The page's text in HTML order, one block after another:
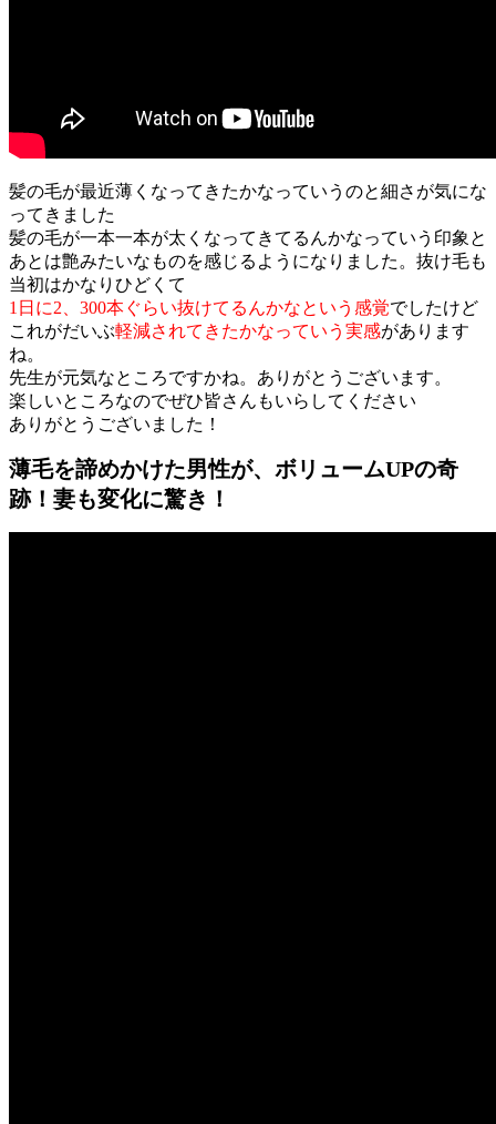
髪の毛が最近薄くなってきたかなっていうのと細さが気にな
ってきました
髪の毛が一本一本が太くなってきてるんかなっていう印象と
あとは艶みたいなものを感じるようになりました。抜け毛も
当初はかなりひどくて
1日に2、300本ぐらい抜けてるんかなという感覚でしたけど
これがだいぶ軽減されてきたかなっていう実感があります
ね。
先生が元気なところですかね。ありがとうございます。
楽しいところなのでぜひ皆さんもいらしてください
ありがとうございました！
薄毛を諦めかけた男性が、ボリュームUPの奇
跡！妻も変化に驚き！